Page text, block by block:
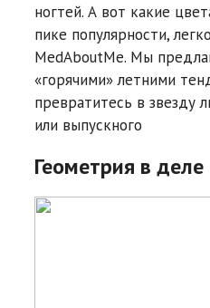
ногтей. А вот какие
пике популярности,
MedAboutMe. Мы
«горячими» летними
превратитесь в звезду
или выпускного
Геометрия в деле